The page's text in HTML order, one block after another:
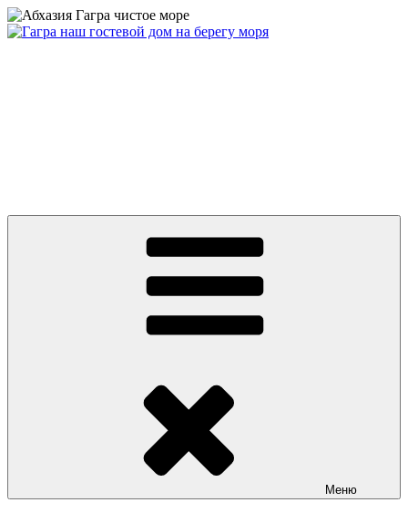
Перейти
к
Меню